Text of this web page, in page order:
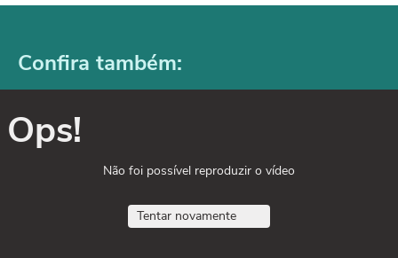
Confira também:
Ops!
Não foi possível reproduzir o vídeo
Tentar novamente